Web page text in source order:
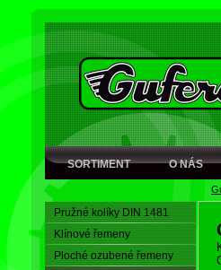
SORTIMENT O NÁS
Pružné kolíky DIN 1481
Klínové řemeny
Ploché ozubené řemeny